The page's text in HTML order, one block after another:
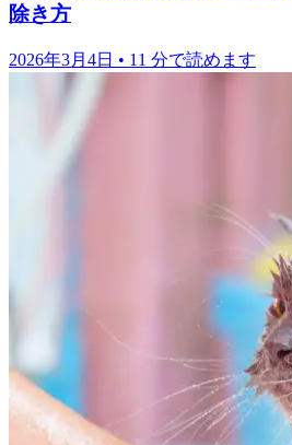
除き方
2026年3月4日 • 11 分で読めます